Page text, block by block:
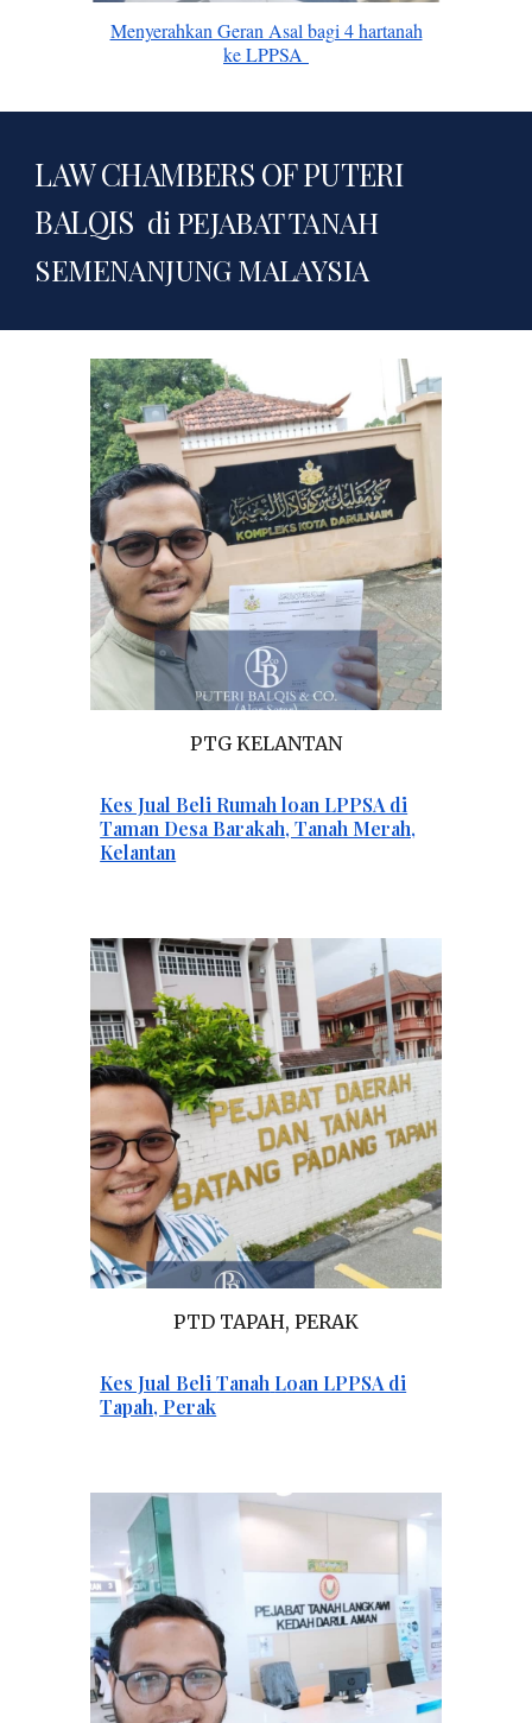
Menyerahkan Geran Asal bagi 4 hartanah
ke LPPSA
LAW CHAMBERS OF PUTERI
BALQIS di PEJABAT TANAH
SEMENANJUNG MALAYSIA
PTG KELANTAN
Kes Jual Beli Rumah loan LPPSA di
Taman Desa Barakah, Tanah Merah,
Kelantan
PTD TAPAH, PERAK
Kes Jual BeliTanah Loan LPPSA di
Tapah, Perak